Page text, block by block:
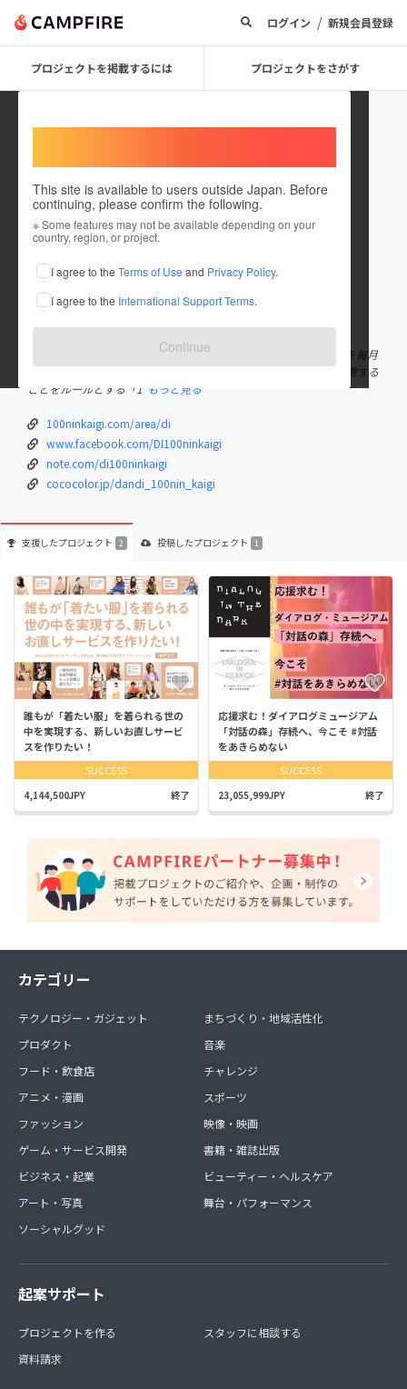
ログイン / 新規会員登録
プロジェクトを掲載するには プロジェクトをさがす
This site is available to users outside Japan. Before
continuing, please confirm the following.
※ Some features may not be available depending on your
country, region, or project.
I agree to the Terms of Use and Privacy Policy.
I agree to the International Support Terms.
Continue
DI100ninkaigi
これまでに2回支援して1件のプロジェクトを投稿しています
在住国：日本 現在地：未設定
出身国：日本 出身地：未設定
「DIVERSITY & INCLUSION 100人カイギ」はD&Iに関するゲストを毎月
5名お招きするトークイベントです。ゲストが100名に達したら解散する
ことをルールとする「1 もっと見る
100ninkaigi.com/area/di
www.facebook.com/DI100ninkaigi
note.com/di100ninkaigi
cococolor.jp/dandi_100nin_kaigi
支援したプロジェクト 2 投稿したプロジェクト 1
誰もが「着たい服」を着られる世の
中を実現する、新しいお直しサービ
スを作りたい！
SUCCESS
4,144,500JPY 終了
応援求む！ダイアログミュージアム
「対話の森」存続へ、今こそ #対話
をあきらめない
SUCCESS
23,055,999JPY 終了
カテゴリー
テクノロジー・ガジェット
プロダクト
フード・飲食店
アニメ・漫画
ファッション
ゲーム・サービス開発
ビジネス・起業
アート・写真
ソーシャルグッド
まちづくり・地域活性化
音楽
チャレンジ
スポーツ
映像・映画
書籍・雑誌出版
ビューティー・ヘルスケア
舞台・パフォーマンス
起案サポート
プロジェクトを作る
資料請求
スタッフに相談する